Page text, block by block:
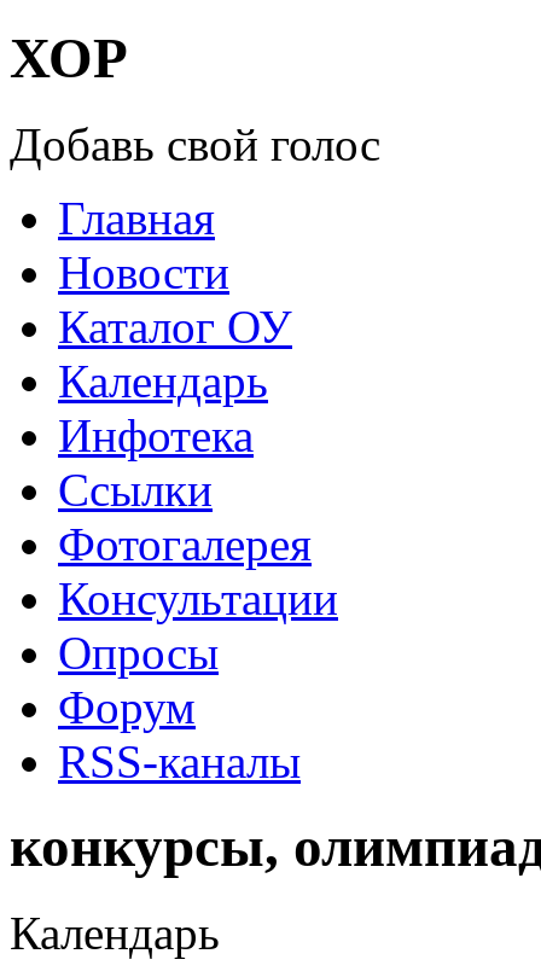
ХОР
Добавь свой голос
Главная
Новости
Каталог ОУ
Календарь
Инфотека
Ссылки
Фотогалерея
Консультации
Опросы
Форум
RSS-каналы
конкурсы,
Календарь